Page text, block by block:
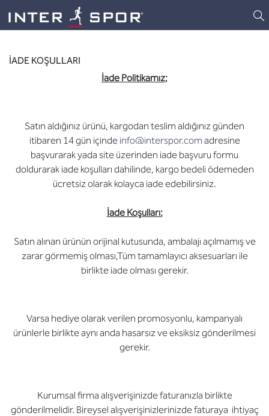
İADE KOŞULLARI
İade Politikamız;
Satın aldığınız ürünü, kargodan teslim aldığınız günden
itibaren 14 gün içinde info@interspor.com adresine
başvurarak yada site üzerinden iade başvuru formu
doldurarak iade koşulları dahilinde, kargo bedeli ödemeden
ücretsiz olarak kolayca iade edebilirsiniz.
İade Koşulları:
Satın alınan ürünün orijinal kutusunda, ambalajı açılmamış ve
zarar görmemiş olması,Tüm tamamlayıcı aksesuarları ile
birlikte iade olması gerekir.
Varsa hediye olarak verilen promosyonlu, kampanyalı
ürünlerle birlikte aynı anda hasarsız ve eksiksiz gönderilmesi
gerekir.
Kurumsal firma alışverişinizde faturanızla birlikte
gönderilmelidir. Bireysel alışverişinizlerinizde faturaya ihtiyaç